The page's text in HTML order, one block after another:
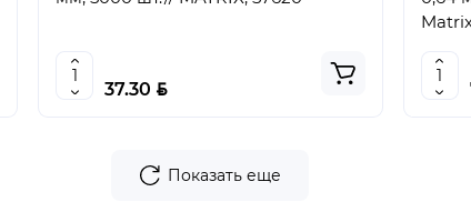
37.30 BYN
Показать еще